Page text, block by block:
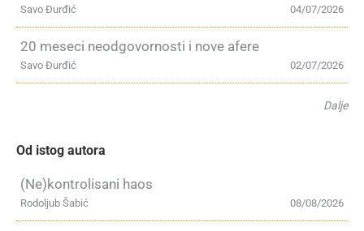
04/07/2026
Savo Đurđić
20 meseci neodgovornosti i nove afere
02/07/2026
Savo Đurđić
Dalje
Od istog autora
(Ne)kontrolisani haos
08/08/2026
Rodoljub Šabić